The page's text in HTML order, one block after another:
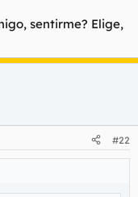
sentirme? Elige,
#22